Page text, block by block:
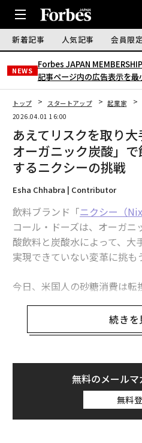
新着記事 人気記事 会員限
NEWS
Forbes JAPAN
記事ページ内の広告表示を最
トップ スタートアップ 起業家
2026.04.01 16:00
あえてリスクを取り大
オーガニック炭酸」
するニクシーの挑戦
Esha Chhabra | Contributor
飲料ブランド「ニクシー（
コール・ドーズは、オーガ
酸飲料と炭酸水によって、大
実現できていない変革に挑も
今日、米国人の砂糖消費は転
されるGLP-1受容体作動薬の
米国の成人のおよそ12％がこ
者が少なくとも1人いる世帯
出が平均5.3％減少しており
加工食品の落ち込みが顕著だ
来を、ドーズは長年にわたり
続きを
無料のメール
無料